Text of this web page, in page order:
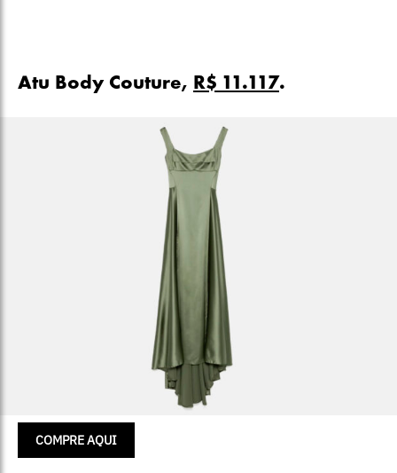
Atu Body Couture, R$ 11.117.
COMPRE AQUI